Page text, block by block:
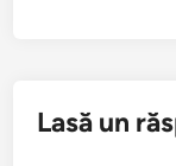
Lasă un